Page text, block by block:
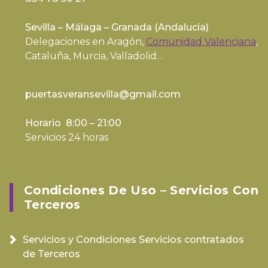
Sevilla – Málaga – Granada (Andalucía)
Delegaciones en Aragón, Comunidad Valenciana,
Cataluña, Murcia, Valladolid…
puertasveransevilla@gmail.com
Horario 8:00 – 21:00
Servicios 24 horas
Condiciones De Uso – Servicios Con
Terceros
Servicios y Condiciones Servicios contratados
de Terceros